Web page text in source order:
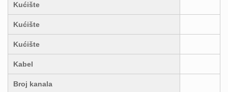
Kućište
Kućište
Kućište
Kabel
Broj kanala